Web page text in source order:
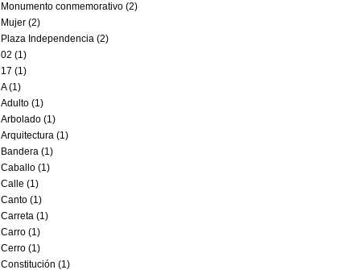
Monumento conmemorativo (2)
Mujer (2)
Plaza Independencia (2)
02 (1)
17 (1)
A (1)
Adulto (1)
Arbolado (1)
Arquitectura (1)
Bandera (1)
Caballo (1)
Calle (1)
Canto (1)
Carreta (1)
Carro (1)
Cerro (1)
Constitución (1)